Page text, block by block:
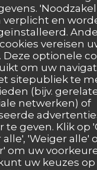
verplicht en
vereisen
optionele
om uw
sitepubliek te
(bijv.
netwerken) of
te geven. Klik op
'Weiger alle'
om uw
uw keuzes
: 4/5 KWALITEIT